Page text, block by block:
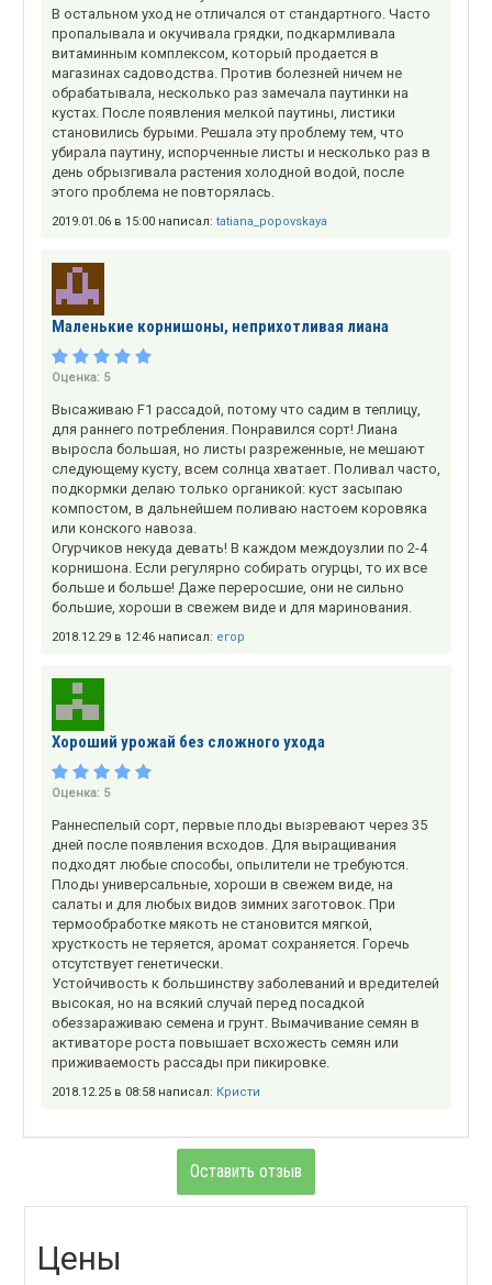
В остальном уход не отличался от стандартного. Часто
пропалывала и окучивала грядки, подкармливала
витаминным комплексом, который продается в
магазинах садоводства. Против болезней ничем не
обрабатывала, несколько раз замечала паутинки на
кустах. После появления мелкой паутины, листики
становились бурыми. Решала эту проблему тем, что
убирала паутину, испорченные листы и несколько раз в
день обрызгивала растения холодной водой, после
этого проблема не повторялась.
2019.01.06 в 15:00 написал: tatiana_popovskaya
Маленькие корнишоны, неприхотливая лиана
Оценка: 5
Высаживаю F1 рассадой, потому что садим в теплицу,
для раннего потребления. Понравился сорт! Лиана
выросла большая, но листы разреженные, не мешают
следующему кусту, всем солнца хватает. Поливал часто,
подкормки делаю только органикой: куст засыпаю
компостом, в дальнейшем поливаю настоем коровяка
или конского навоза.
Огурчиков некуда девать! В каждом междоузлии по 2-4
корнишона. Если регулярно собирать огурцы, то их все
больше и больше! Даже переросшие, они не сильно
большие, хороши в свежем виде и для маринования.
2018.12.29 в 12:46 написал: егор
Хороший урожай без сложного ухода
Оценка: 5
Раннеспелый сорт, первые плоды вызревают через 35
дней после появления всходов. Для выращивания
подходят любые способы, опылители не требуются.
Плоды универсальные, хороши в свежем виде, на
салаты и для любых видов зимних заготовок. При
термообработке мякоть не становится мягкой,
хрусткость не теряется, аромат сохраняется. Горечь
отсутствует генетически.
Устойчивость к большинству заболеваний и вредителей
высокая, но на всякий случай перед посадкой
обеззараживаю семена и грунт. Вымачивание семян в
активаторе роста повышает всхожесть семян или
приживаемость рассады при пикировке.
2018.12.25 в 08:58 написал: Кристи
Оставить отзыв
Цены